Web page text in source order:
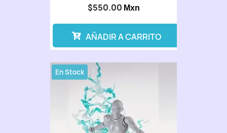
$550.00 Mxn
AÑADIR A CARRITO
En Stock